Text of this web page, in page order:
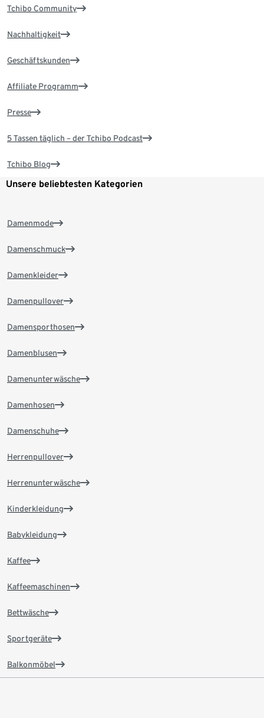
Tchibo Community
Nachhaltigkeit
Geschäftskunden
Affiliate Programm
Presse
5 Tassen täglich – der Tchibo Podcast
Tchibo Blog
Unsere beliebtesten Kategorien
Damenmode
Damenschmuck
Damenkleider
Damenpullover
Damensporthosen
Damenblusen
Damenunterwäsche
Damenhosen
Damenschuhe
Herrenpullover
Herrenunterwäsche
Kinderkleidung
Babykleidung
Kaffee
Kaffeemaschinen
Bettwäsche
Sportgeräte
Balkonmöbel